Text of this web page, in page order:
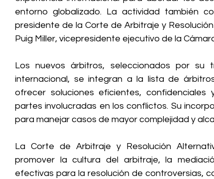
entorno globalizado. La actividad también
presidente de la Corte de Arbitraje y
Puig Miller, vicepresidente ejecutivo de la
Los nuevos árbitros, seleccionados por su
internacional, se integran a la lista de
ofrecer soluciones eficientes,
partes involucradas en los conflictos. Su
para manejar casos de mayor complejidad y
La Corte de Arbitraje y Resolución
promover la cultura del arbitraje, la
efectivas para la resolución de controversias,